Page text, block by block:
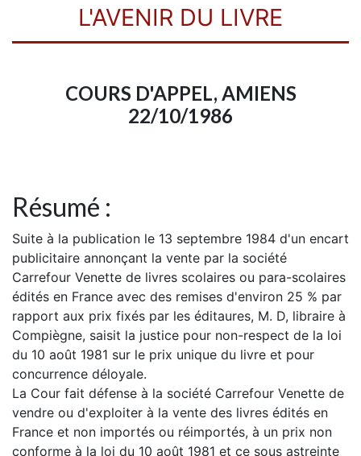
L'AVENIR DU LIVRE
COURS D'APPEL, AMIENS
22/10/1986
Résumé :
Suite à la publication le 13 septembre 1984 d'un encart
publicitaire annonçant la vente par la société
Carrefour Venette de livres scolaires ou para-scolaires
édités en France avec des remises d'environ 25 % par
rapport aux prix fixés par les éditaures, M. D, libraire à
Compiègne, saisit la justice pour non-respect de la loi
du 10 août 1981 sur le prix unique du livre et pour
concurrence déloyale.
La Cour fait défense à la société Carrefour Venette de
vendre ou d'exploiter à la vente des livres édités en
France et non importés ou réimportés, à un prix non
conforme à la loi du 10 août 1981 et ce sous astreinte